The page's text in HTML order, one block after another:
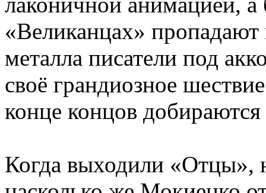
«Великанцах» пропадают
металла писатели под
своё грандиозное
конце концов
Когда выходили «Отцы»,